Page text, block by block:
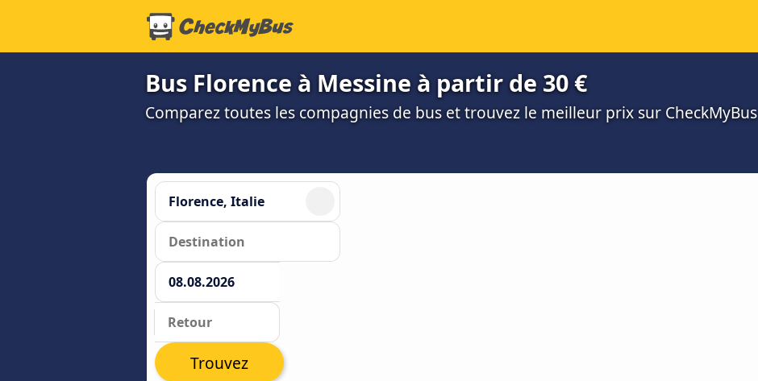
Bus Florence à Messine à partir de 30 €
Comparez toutes les compagnies de bus et trouvez le meilleur prix sur CheckMyBus
Trouvez